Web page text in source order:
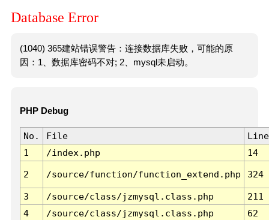
Database Error
(1040) 365建站错误警告：连接数据库失败，可能的原
因：1、数据库密码不对; 2、mysql未启动。
PHP Debug
No. File
Line
1
/index.php 14
2 /source/function/function_extend.php 324
3 /source/class/jzmysql.class.php
211
4
/source/class/jzmysql.class.php
62